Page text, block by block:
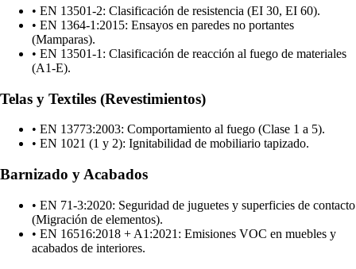
• EN 13501-2: Clasificación de resistencia (EI 30, EI 60).
• EN 1364-1:2015: Ensayos en paredes no portantes
(Mamparas).
• EN 13501-1: Clasificación de reacción al fuego de materiales
(A1-E).
Telas y Textiles (Revestimientos)
• EN 13773:2003: Comportamiento al fuego (Clase 1 a 5).
• EN 1021 (1 y 2): Ignitabilidad de mobiliario tapizado.
Barnizado y Acabados
• EN 71-3:2020: Seguridad de juguetes y superficies de contacto
(Migración de elementos).
• EN 16516:2018 + A1:2021: Emisiones VOC en muebles y
acabados de interiores.